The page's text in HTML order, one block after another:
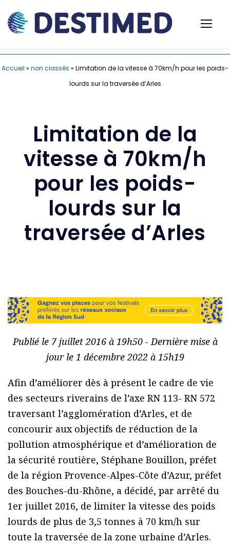
Accueil » non classés » Limitation de la vitesse à 70km/h pour les poids-
lourds sur la traversée d’Arles
Limitation de la
vitesse à 70km/h
pour les poids-
lourds sur la
traversée d’Arles
Publié le 7 juillet 2016 à 19h50 - Dernière mise à
jour le 1 décembre 2022 à 15h19
Afin d’améliorer dès à présent le cadre de vie
des secteurs riverains de l’axe RN 113- RN 572
traversant l’agglomération d’Arles, et de
concourir aux objectifs de réduction de la
pollution atmosphérique et d’amélioration de
la sécurité routière, Stéphane Bouillon, préfet
de la région Provence-Alpes-Côte d’Azur, préfet
des Bouches-du-Rhône, a décidé, par arrêté du
1er juillet 2016, de limiter la vitesse des poids
lourds de plus de 3,5 tonnes à 70 km/h sur
toute la traversée de la zone urbaine d’Arles.